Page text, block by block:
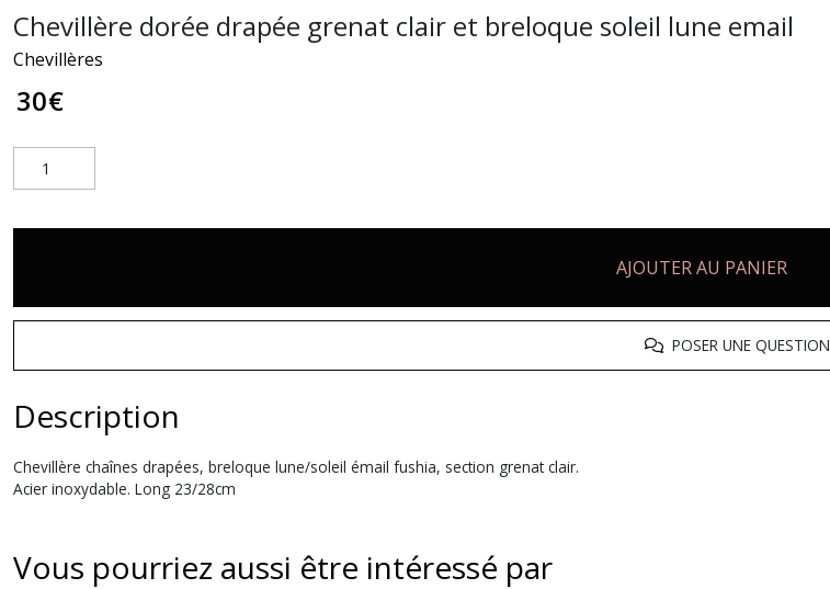
Chevillère dorée drapée grenat clair et breloque soleil lune email
Chevillères
30€
AJOUTER AU PANIER
POSER UNE QUESTION
Description
Chevillère chaînes drapées, breloque lune/soleil émail fushia, section grenat clair.
Acier inoxydable. Long 23/28cm
Vous pourriez aussi être intéressé par